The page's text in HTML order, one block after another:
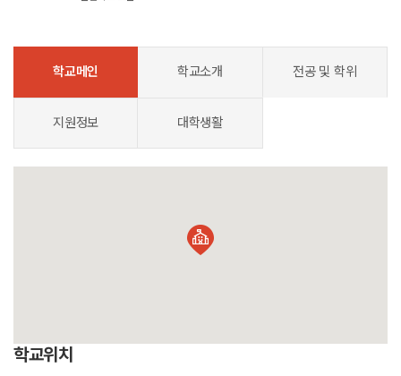
학교메인 학교소개 전공 및 학위
지원정보 대학생활
학교위치